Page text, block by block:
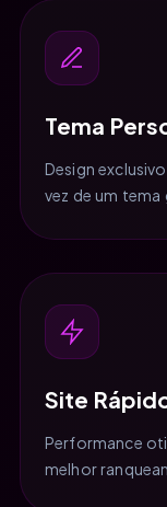
Tema
Design
vez de um
Site
Performance
melhor